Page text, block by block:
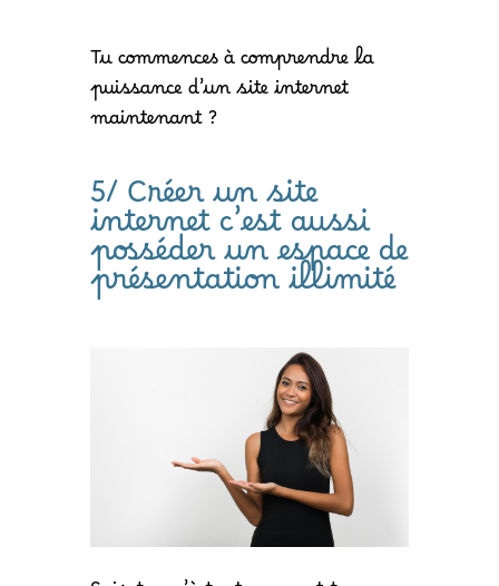
Tu commences à comprendre la
puissance d’un site internet
maintenant ?
5/ Créer un site
internet c’est aussi
posséder un espace de
présentation illimité